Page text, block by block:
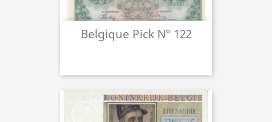
Belgique Pick N° 122